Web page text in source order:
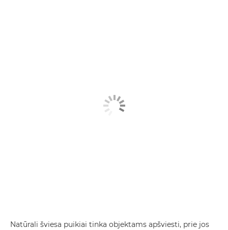
Natūrali šviesa puikiai tinka objektams apšviesti, prie jos